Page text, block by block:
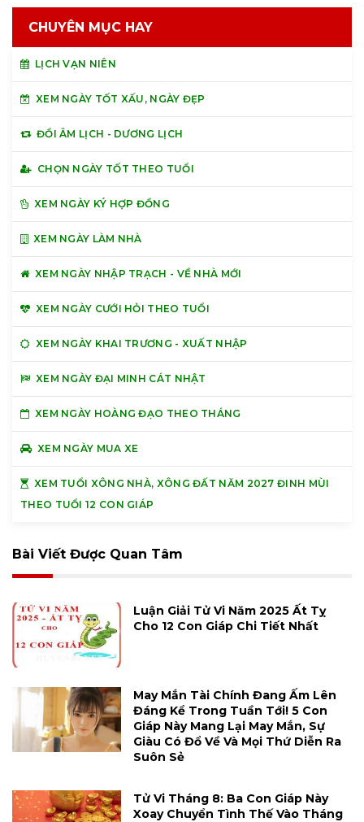
CHUYÊN MỤC HAY
LỊCH VẠN NIÊN
XEM NGÀY TỐT XẤU, NGÀY ĐẸP
ĐỔI ÂM LỊCH - DƯƠNG LỊCH
CHỌN NGÀY TỐT THEO TUỔI
XEM NGÀY KÝ HỢP ĐỒNG
XEM NGÀY LÀM NHÀ
XEM NGÀY NHẬP TRẠCH - VỀ NHÀ MỚI
XEM NGÀY CƯỚI HỎI THEO TUỔI
XEM NGÀY KHAI TRƯƠNG - XUẤT NHẬP
XEM NGÀY ĐẠI MINH CÁT NHẬT
XEM NGÀY HOÀNG ĐẠO THEO THÁNG
XEM NGÀY MUA XE
XEM TUỔI XÔNG NHÀ, XÔNG ĐẤT NĂM 2027 ĐINH MÙI
THEO TUỔI 12 CON GIÁP
Bài Viết Được Quan Tâm
Luận Giải Tử Vi Năm 2025 Ất Tỵ
Cho 12 Con Giáp Chi Tiết Nhất
May Mắn Tài Chính Đang Ấm Lên
Đáng Kể Trong Tuần Tới! 5 Con
Giáp Này Mang Lại May Mắn, Sự
Giàu Có Đổ Về Và Mọi Thứ Diễn Ra
Suôn Sẻ
Tử Vi Tháng 8: Ba Con Giáp Này
Xoay Chuyển Tình Thế Vào Tháng